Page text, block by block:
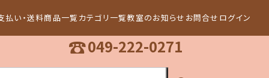
払い・送料商品一覧 カテゴリ一覧教室のお知らせ お問合せ ログイン
☎049-222-0271